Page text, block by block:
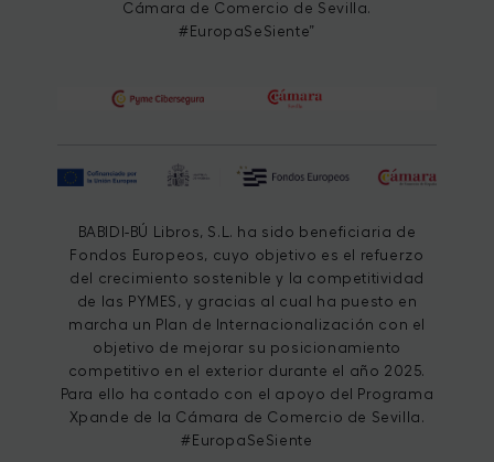
Cámara de Comercio de Sevilla.
#EuropaSeSiente”
BABIDI-BÚ Libros, S.L. ha sido beneficiaria de
Fondos Europeos, cuyo objetivo es el refuerzo
del crecimiento sostenible y la competitividad
de las PYMES, y gracias al cual ha puesto en
marcha un Plan de Internacionalización con el
objetivo de mejorar su posicionamiento
competitivo en el exterior durante el año 2025.
Para ello ha contado con el apoyo del Programa
Xpande de la Cámara de Comercio de Sevilla.
#EuropaSeSiente